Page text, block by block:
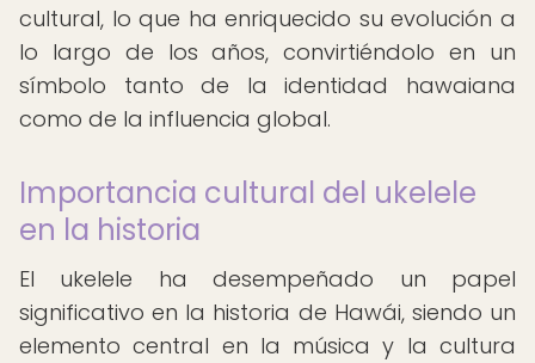
cultural, lo que ha enriquecido su evolución a
lo largo de los años, convirtiéndolo en un
símbolo tanto de la identidad hawaiana
como de la influencia global.
Importancia cultural del ukelele
en la historia
El ukelele ha desempeñado un papel
significativo en la historia de Hawái, siendo un
elemento central en la música y la cultura